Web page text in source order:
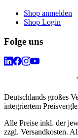
Shop anmelden
Shop Login
Folge uns
Deutschlands großes
integriertem
Alle Preise inkl. der
zzgl. Versandkosten.